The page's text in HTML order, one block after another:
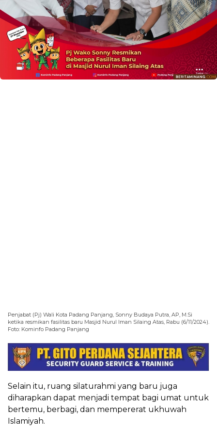
Penjabat (Pj) Wali Kota Padang Panjang, Sonny Budaya Putra, AP, M.Si
ketika resmikan fasilitas baru Masjid Nurul Iman Silaing Atas, Rabu (6/11/2024).
Foto: Kominfo Padang Panjang
Selain itu, ruang silaturahmi yang baru juga
diharapkan dapat menjadi tempat bagi umat untuk
bertemu, berbagi, dan mempererat ukhuwah
Islamiyah.